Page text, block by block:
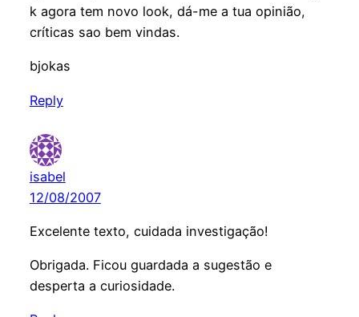
k agora tem novo look, dá-me a tua opinião,
críticas sao bem vindas.
bjokas
Reply
isabel
12/08/2007
Excelente texto, cuidada investigação!
Obrigada. Ficou guardada a sugestão e
desperta a curiosidade.